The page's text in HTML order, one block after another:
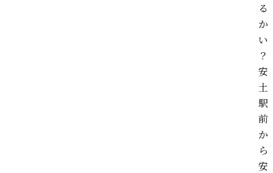
る
か
い
？
安
土
駅
前
か
ら
安